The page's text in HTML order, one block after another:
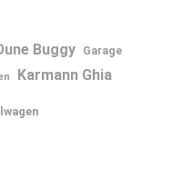
Buggy
Garage
Karmann Ghia